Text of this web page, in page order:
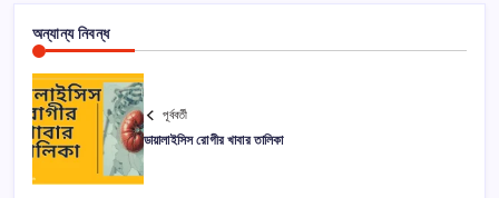
অন্যান্য নিবন্ধ
পূর্ববর্তী
ডায়ালাইসিস রোগীর খাবার তালিকা